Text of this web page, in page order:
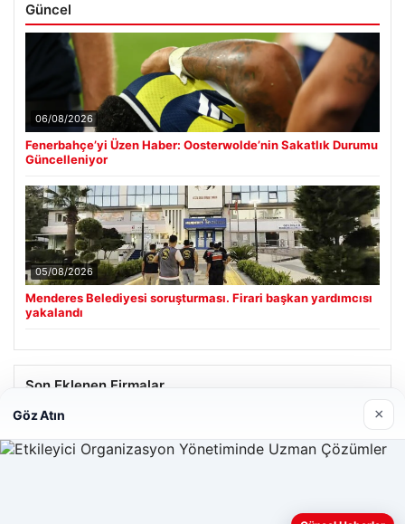
Güncel
06/08/2026
Fenerbahçe’yi Üzen Haber: Oosterwolde’nin Sakatlık Durumu
Güncelleniyor
05/08/2026
Menderes Belediyesi soruşturması. Firari başkan yardımcısı
yakalandı
Son Eklenen Firmalar
Göz Atın ×